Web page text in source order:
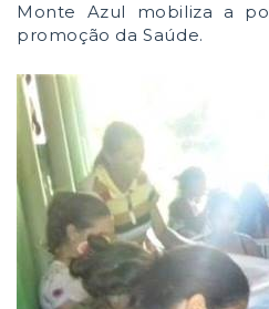
Monte Azul mobiliza a
promoção da Saúde.